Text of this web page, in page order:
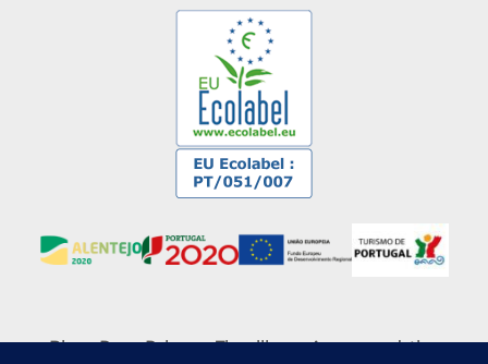
Blog Press Release The village Accommodation